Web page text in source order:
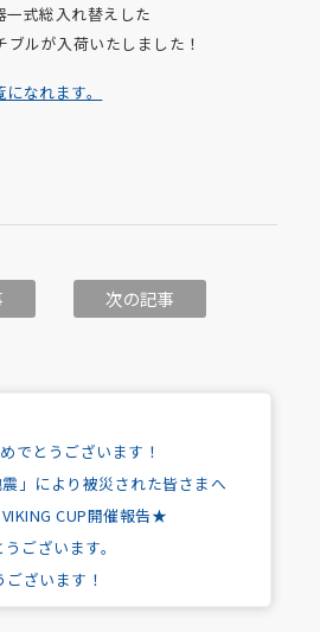
式総入れ替えした
ルが入荷いたしました！
なれます。
次の記事
でとうございます！
震」により被災された皆さまへ
CUP開催報告★
ございます。
ざいます！